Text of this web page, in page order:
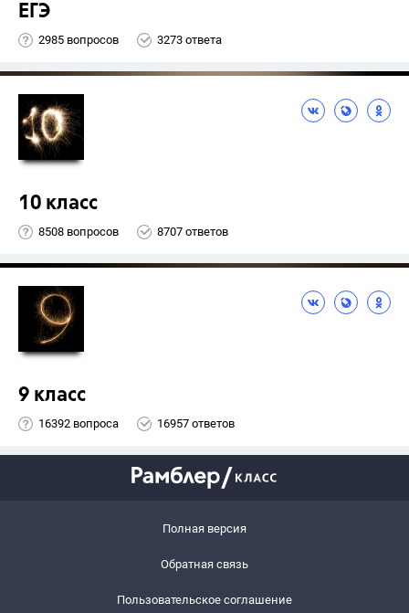
ЕГЭ
2985 вопросов 3273 ответа
10 класс
8508 вопросов 8707 ответов
9 класс
16392 вопроса 16957 ответов
Полная версия
Обратная связь
Пользовательское соглашение